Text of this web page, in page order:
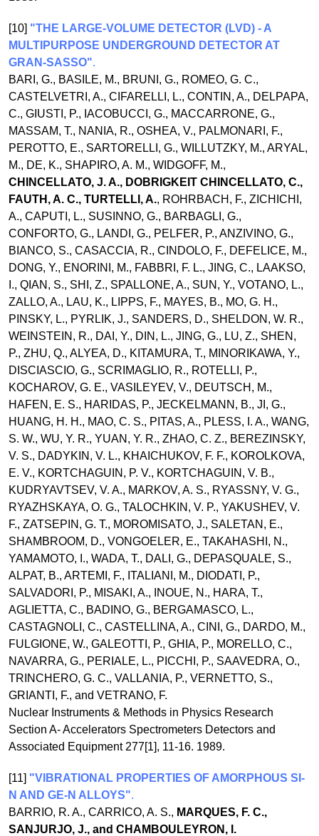
[10] "THE LARGE-VOLUME DETECTOR (LVD) - A
MULTIPURPOSE UNDERGROUND DETECTOR AT
GRAN-SASSO".
BARI, G., BASILE, M., BRUNI, G., ROMEO, G. C.,
CASTELVETRI, A., CIFARELLI, L., CONTIN, A., DELPAPA,
C., GIUSTI, P., IACOBUCCI, G., MACCARRONE, G.,
MASSAM, T., NANIA, R., OSHEA, V., PALMONARI, F.,
PEROTTO, E., SARTORELLI, G., WILLUTZKY, M., ARYAL,
M., DE, K., SHAPIRO, A. M., WIDGOFF, M.,
CHINCELLATO, J. A., DOBRIGKEIT CHINCELLATO, C.,
FAUTH, A. C., TURTELLI, A., ROHRBACH, F., ZICHICHI,
A., CAPUTI, L., SUSINNO, G., BARBAGLI, G.,
CONFORTO, G., LANDI, G., PELFER, P., ANZIVINO, G.,
BIANCO, S., CASACCIA, R., CINDOLO, F., DEFELICE, M.,
DONG, Y., ENORINI, M., FABBRI, F. L., JING, C., LAAKSO,
I., QIAN, S., SHI, Z., SPALLONE, A., SUN, Y., VOTANO, L.,
ZALLO, A., LAU, K., LIPPS, F., MAYES, B., MO, G. H.,
PINSKY, L., PYRLIK, J., SANDERS, D., SHELDON, W. R.,
WEINSTEIN, R., DAI, Y., DIN, L., JING, G., LU, Z., SHEN,
P., ZHU, Q., ALYEA, D., KITAMURA, T., MINORIKAWA, Y.,
DISCIASCIO, G., SCRIMAGLIO, R., ROTELLI, P.,
KOCHAROV, G. E., VASILEYEV, V., DEUTSCH, M.,
HAFEN, E. S., HARIDAS, P., JECKELMANN, B., JI, G.,
HUANG, H. H., MAO, C. S., PITAS, A., PLESS, I. A., WANG,
S. W., WU, Y. R., YUAN, Y. R., ZHAO, C. Z., BEREZINSKY,
V. S., DADYKIN, V. L., KHAICHUKOV, F. F., KOROLKOVA,
E. V., KORTCHAGUIN, P. V., KORTCHAGUIN, V. B.,
KUDRYAVTSEV, V. A., MARKOV, A. S., RYASSNY, V. G.,
RYAZHSKAYA, O. G., TALOCHKIN, V. P., YAKUSHEV, V.
F., ZATSEPIN, G. T., MOROMISATO, J., SALETAN, E.,
SHAMBROOM, D., VONGOELER, E., TAKAHASHI, N.,
YAMAMOTO, I., WADA, T., DALI, G., DEPASQUALE, S.,
ALPAT, B., ARTEMI, F., ITALIANI, M., DIODATI, P.,
SALVADORI, P., MISAKI, A., INOUE, N., HARA, T.,
AGLIETTA, C., BADINO, G., BERGAMASCO, L.,
CASTAGNOLI, C., CASTELLINA, A., CINI, G., DARDO, M.,
FULGIONE, W., GALEOTTI, P., GHIA, P., MORELLO, C.,
NAVARRA, G., PERIALE, L., PICCHI, P., SAAVEDRA, O.,
TRINCHERO, G. C., VALLANIA, P., VERNETTO, S.,
GRIANTI, F., and VETRANO, F.
Nuclear Instruments & Methods in Physics Research
Section A- Accelerators Spectrometers Detectors and
Associated Equipment 277[1], 11-16. 1989.
[11] "VIBRATIONAL PROPERTIES OF AMORPHOUS SI-
N AND GE-N ALLOYS".
BARRIO, R. A., CARRICO, A. S., MARQUES, F. C.,
SANJURJO, J., and CHAMBOULEYRON, I.